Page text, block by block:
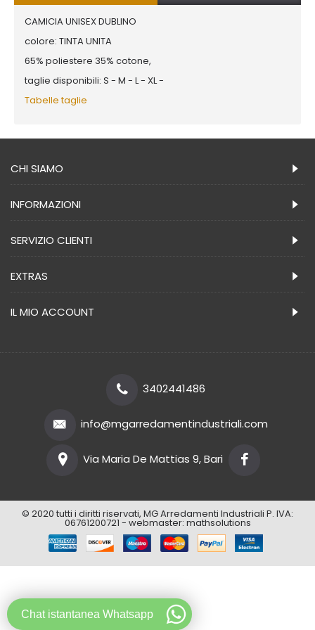
CAMICIA UNISEX DUBLINO
colore: TINTA UNITA
65% poliestere 35% cotone,
taglie disponibili: S - M - L - XL -
Tabelle taglie
CHI SIAMO
INFORMAZIONI
SERVIZIO CLIENTI
EXTRAS
IL MIO ACCOUNT
3402441486
info@mgarredamentindustriali.com
Via Maria De Mattias 9, Bari
© 2020 tutti i diritti riservati, MG Arredamenti Industriali P. IVA:
06761200721 - webmaster: mathsolutions
Chat istantanea Whatsapp